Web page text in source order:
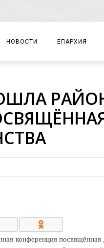
НОВОСТИ ЕПАРХИЯ
ДОКУМЕНТЫ
ДУХОВЕНСТВО
БЛАГОЧИНИЯ
МАТЕРИАЛЫ
КОНТАКТЫ/
конференция